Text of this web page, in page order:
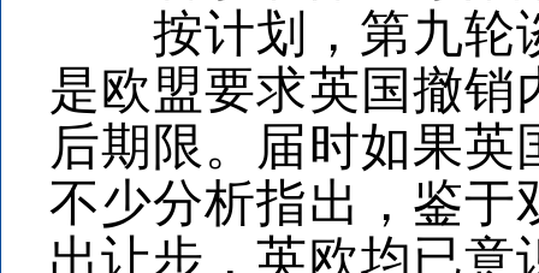
按计划，第九轮谈
是欧盟要求英国撤销
后期限。届时如果
不少分析指出，鉴于
出让步，英欧均已意